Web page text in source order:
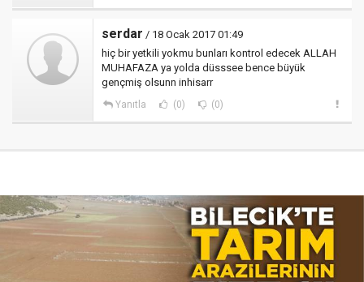
serdar / 18 Ocak 2017 01:49
hiç bir yetkili yokmu bunları kontrol edecek ALLAH
MUHAFAZA ya yolda düsssee bence büyük
gençmiş olsunn inhisarr
Yanıtla (0) (0)